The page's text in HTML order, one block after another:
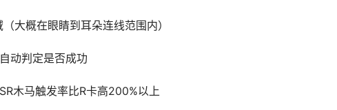
大概在眼睛到耳朵连线范围内）
动判定是否成功
木马触发率比R卡高200%以上